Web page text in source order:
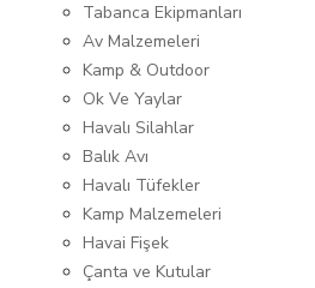
Tabanca Ekipmanları
Av Malzemeleri
Kamp & Outdoor
Ok Ve Yaylar
Havalı Silahlar
Balık Avı
Havalı Tüfekler
Kamp Malzemeleri
Havai Fişek
Çanta ve Kutular